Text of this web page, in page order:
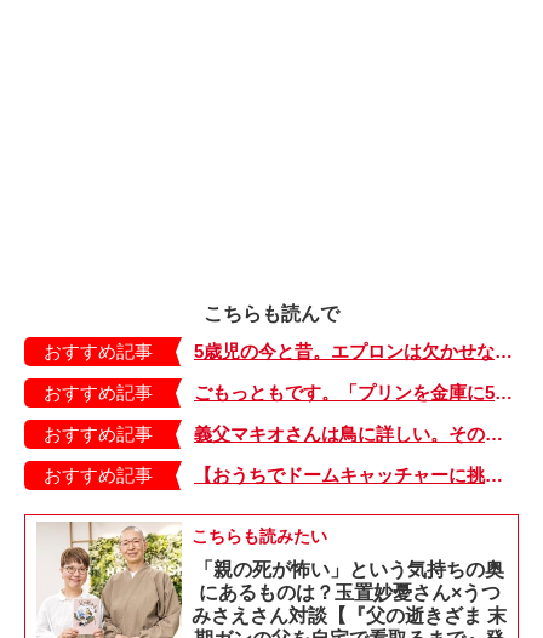
こちらも読んで
おすすめ記事
5歳児の今と昔。エプロンは欠かせない、ただ前とひとつ違うのは…【もちもち！おもちBOY・44】
おすすめ記事
ごもっともです。「プリンを金庫に5個入れました」と書いた娘に先生は？【よっといで3姉妹・13】
おすすめ記事
義父マキオさんは鳥に詳しい。その理由に思わず「ファーッ」【しぶしぶ同居したら義父が最高だった件・20】
おすすめ記事
【おうちでドームキャッチャーに挑戦だ】アンパンマン わくわくドームキャッチャー
こちらも読みたい
「親の死が怖い」という気持ちの奥
にあるものは？玉置妙憂さん×うつ
みさえさん対談【『父の逝きざま 末